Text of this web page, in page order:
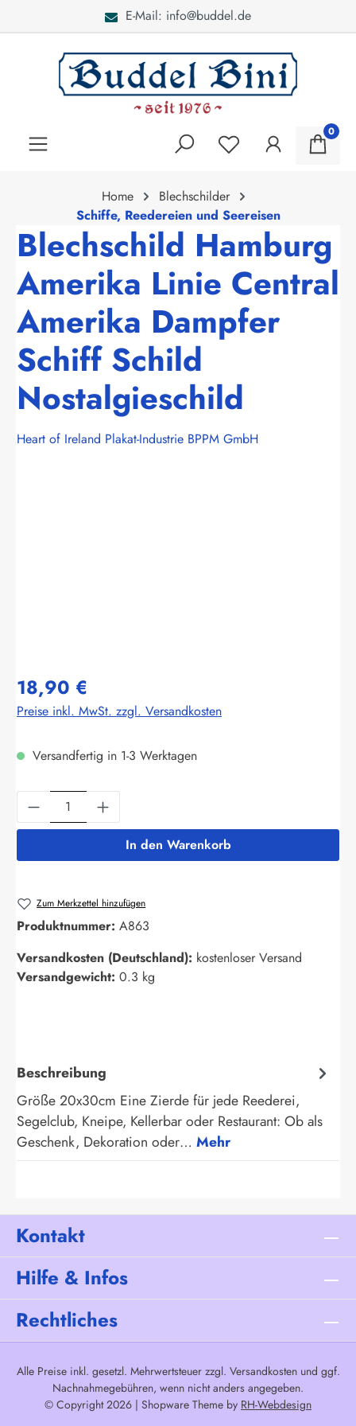
E-Mail: info@buddel.de
0
Home
Blechschilder
Schiffe, Reedereien und Seereisen
Blechschild Hamburg
Amerika Linie Central
Amerika Dampfer
Schiff Schild
Nostalgieschild
Heart of Ireland Plakat-Industrie BPPM GmbH
18,90 €
Preise inkl. MwSt. zzgl. Versandkosten
Versandfertig in 1-3 Werktagen
Produkt Anzahl: Gib den gewünschten
In den Warenkorb
Zum Merkzettel hinzufügen
Produktnummer: A863
Versandkosten (Deutschland): kostenloser Versand
Versandgewicht: 0.3 kg
Beschreibung
Größe 20x30cm Eine Zierde für jede Reederei,
Segelclub, Kneipe, Kellerbar oder Restaurant: Ob als
Geschenk, Dekoration oder… Mehr
Kontakt
Hilfe & Infos
Rechtliches
Alle Preise inkl. gesetzl. Mehrwertsteuer zzgl. Versandkostenund ggf.
Nachnahmegebühren, wenn nicht anders angegeben.
© Copyright 2026 | Shopware Theme by RH-Webdesign